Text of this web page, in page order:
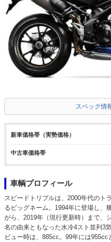
スペック情
新車価格帯（実勢価格）
中古車価格帯
車輌プロフィール
スピードトリプルは、2000年代のト
るビッグネーム。1994年に登場し、
がら、2019年（現行更新時）まで、
名の由来ともなった水冷4スト並列3
ビュー時は、885cc。99年には